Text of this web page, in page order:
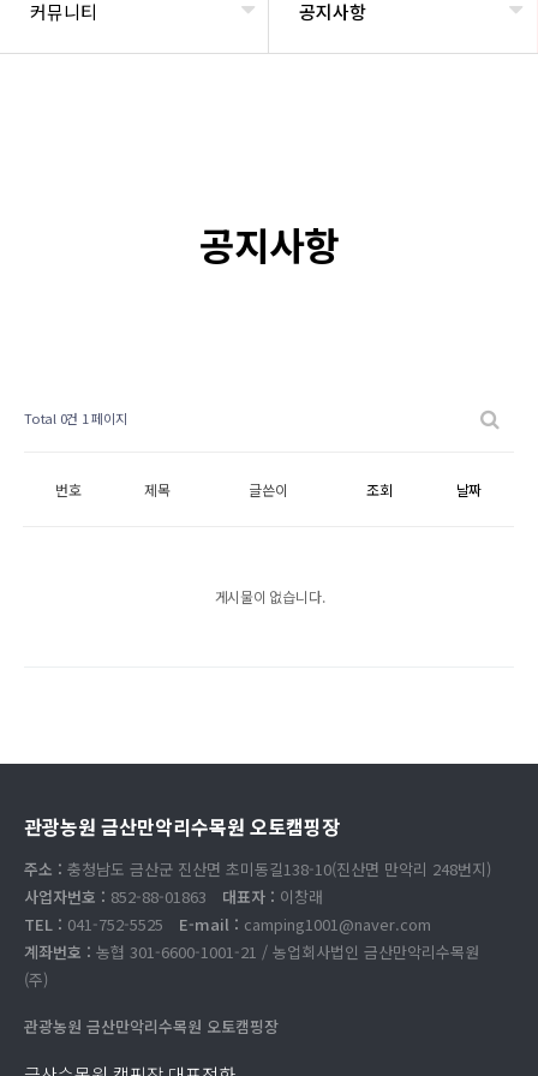
커뮤니티 공지사항
공지사항
Total 0건 1 페이지
번호 제목 글쓴이 조회 날짜
게시물이 없습니다.
관광농원 금산만악리수목원 오토캠핑장
주소 : 충청남도 금산군 진산면 초미동길138-10(진산면 만악리 248번지)
사업자번호 : 852-88-01863 대표자 : 이창래
TEL : 041-752-5525 E-mail : camping1001@naver.com
계좌번호 : 농협 301-6600-1001-21 / 농업회사법인 금산만악리수목원
(주)
관광농원 금산만악리수목원 오토캠핑장